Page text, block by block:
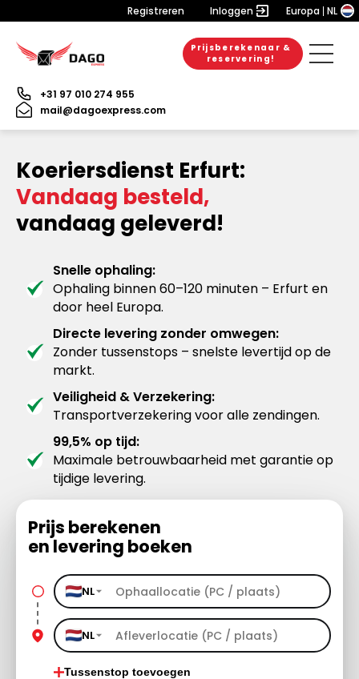
Registreren Inloggen Europa NL
Prijsberekenaar &
reservering!
+31 97 010 274 955
mail@dagoexpress.com
Koeriersdienst Erfurt:
Vandaag besteld,
vandaag geleverd!
Snelle ophaling:
Ophaling binnen 60–120 minuten – Erfurt en
door heel Europa.
Directe levering zonder omwegen:
Zonder tussenstops – snelste levertijd op de
markt.
Veiligheid & Verzekering:
Transportverzekering voor alle zendingen.
99,5% op tijd:
Maximale betrouwbaarheid met garantie op
tijdige levering.
Prijs berekenen
en levering boeken
NL
NL
Tussenstop toevoegen